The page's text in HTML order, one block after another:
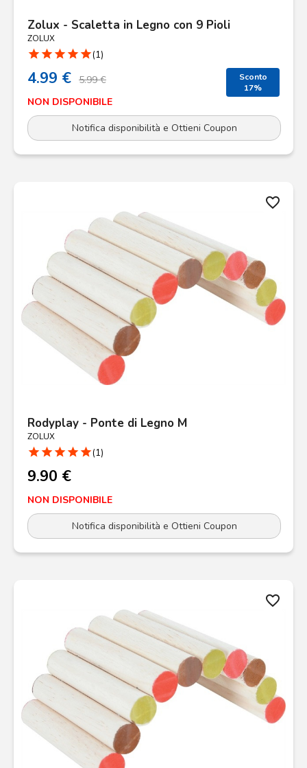
Zolux - Scaletta in Legno con 9 Pioli
ZOLUX
star star star star star(1)
4.99 € 5.99 €
Sconto
17%
NON DISPONIBILE
Notifica disponibilità e Ottieni Coupon
favorite_border
Rodyplay - Ponte di Legno M
ZOLUX
star star star star star(1)
9.90 €
NON DISPONIBILE
Notifica disponibilità e Ottieni Coupon
favorite_border